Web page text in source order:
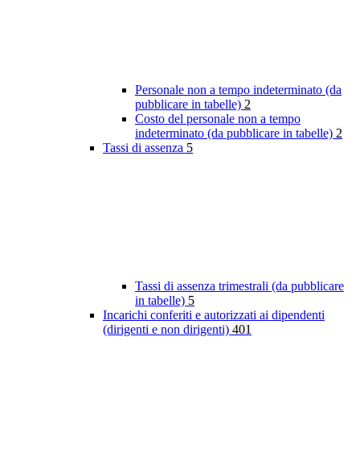
Personale non a tempo indeterminato (da
pubblicare in tabelle) 2
Costo del personale non a tempo
indeterminato (da pubblicare in tabelle) 2
Tassi di assenza 5
Tassi di assenza trimestrali (da pubblicare
in tabelle) 5
Incarichi conferiti e autorizzati ai dipendenti
(dirigenti e non dirigenti) 401